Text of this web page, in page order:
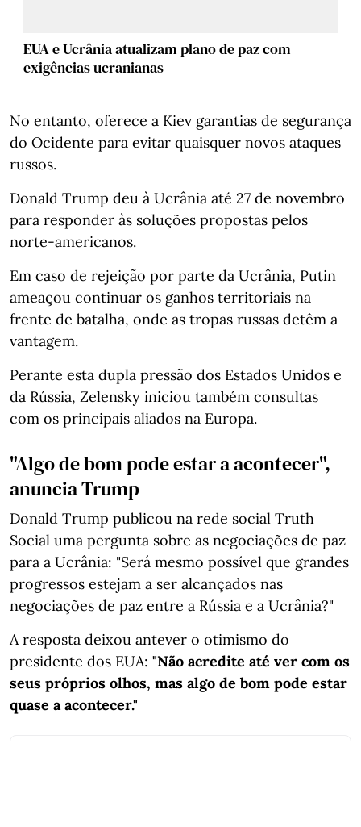
EUA e Ucrânia atualizam plano de paz com
exigências ucranianas
No entanto, oferece a Kiev garantias de segurança
do Ocidente para evitar quaisquer novos ataques
russos.
Donald Trump deu à Ucrânia até 27 de novembro
para responder às soluções propostas pelos
norte-americanos.
Em caso de rejeição por parte da Ucrânia, Putin
ameaçou continuar os ganhos territoriais na
frente de batalha, onde as tropas russas detêm a
vantagem.
Perante esta dupla pressão dos Estados Unidos e
da Rússia, Zelensky iniciou também consultas
com os principais aliados na Europa.
"Algo de bom pode estar a acontecer",
anuncia Trump
Donald Trump publicou na rede social Truth
Social uma pergunta sobre as negociações de paz
para a Ucrânia: "Será mesmo possível que grandes
progressos estejam a ser alcançados nas
negociações de paz entre a Rússia e a Ucrânia?"
A resposta deixou antever o otimismo do
presidente dos EUA: "Não acredite até ver com os
seus próprios olhos, mas algo de bom pode estar
quase a acontecer."